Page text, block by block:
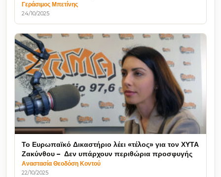
Γεράσιμος Μπετίνης
24/10/2025
Το Ευρωπαϊκό Δικαστήριο λέει «τέλος» για τον ΧΥΤΑ
Ζακύνθου – Δεν υπάρχουν περιθώρια προσφυγής
Αναστασία Θεοδόση Κοντού
22/10/2025